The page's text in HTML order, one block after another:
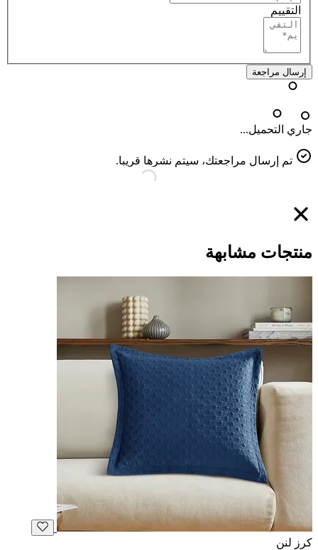
التقييم
إرسال مراجعة
جاري التحميل...
تم إرسال مراجعتك، سيتم نشرها قريبا.
منتجات مشابهة
كرز لنن